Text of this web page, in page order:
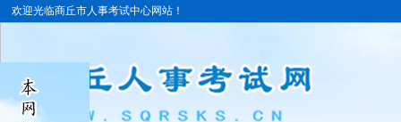
欢迎光临商丘市人事考试中心网站！